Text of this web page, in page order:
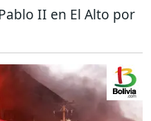
II en El Alto por